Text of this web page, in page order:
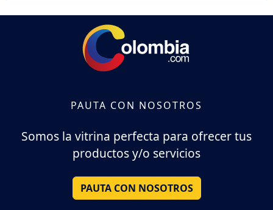
PAUTA CON NOSOTROS
Somos la vitrina perfecta para ofrecer tus
productos y/o servicios
PAUTA CON NOSOTROS